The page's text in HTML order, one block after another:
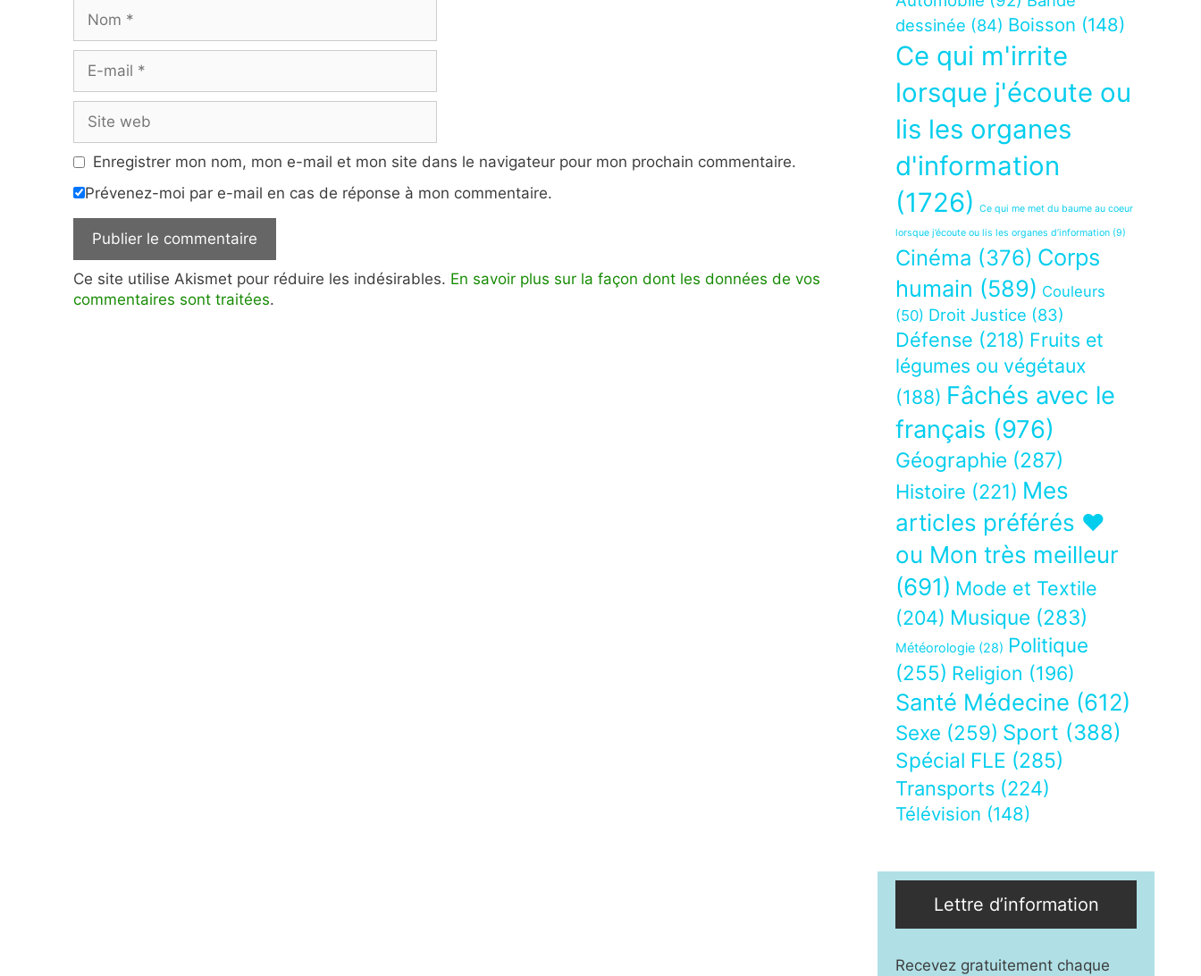
mail
web
Enregistrer mon nom, mon e-mail et mon site dans le navigateur pour mon prochain commentaire.
Prévenez-moi par e-mail en cas de réponse à mon commentaire.
Ce site utilise Akismet pour réduire les indésirables. En savoir plus sur la façon dont les données de vos
commentaires sont traitées.
dessinée (84) Boisson (148)
Ce qui m'irrite
lorsque j'écoute ou
lis les organes
d'information
(1726)
Ce qui me met du baume au coeur
lorsque j’écoute ou lis les organes d’information (9)
Cinéma (376) Corps
humain (589) Couleurs
(50) Droit Justice (83)
Défense (218) Fruits et
légumes ou végétaux
(188) Fâchés avec le
français (976)
Géographie (287)
Histoire (221) Mes
articles préférés ❤
ou Mon très meilleur
(691) Mode et Textile
(204) Musique (283)
Météorologie (28) Politique
(255) Religion (196)
Santé Médecine (612)
Sexe (259) Sport (388)
Spécial FLE (285)
Transports (224)
Télévision (148)
Lettre d’information
Recevez gratuitement chaque